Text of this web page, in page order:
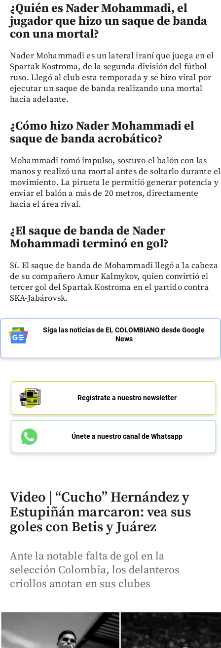
¿Quién es Nader Mohammadi, el
jugador que hizo un saque de banda
con una mortal?
Nader Mohammadi es un lateral iraní que juega en el
Spartak Kostroma, de la segunda división del fútbol
ruso. Llegó al club esta temporada y se hizo viral por
ejecutar un saque de banda realizando una mortal
hacia adelante.
¿Cómo hizo Nader Mohammadi el
saque de banda acrobático?
Mohammadi tomó impulso, sostuvo el balón con las
manos y realizó una mortal antes de soltarlo durante el
movimiento. La pirueta le permitió generar potencia y
enviar el balón a más de 20 metros, directamente
hacia el área rival.
¿El saque de banda de Nader
Mohammadi terminó en gol?
Sí. El saque de banda de Mohammadi llegó a la cabeza
de su compañero Amur Kalmykov, quien convirtió el
tercer gol del Spartak Kostroma en el partido contra
SKA-Jabárovsk.
Siga las noticias de EL COLOMBIANO desde Google
News
Regístrate a nuestro newsletter
Únete a nuestro canal de Whatsapp
Video | “Cucho” Hernández y
Estupiñán marcaron: vea sus
goles con Betis y Juárez
Ante la notable falta de gol en la
selección Colombia, los delanteros
criollos anotan en sus clubes